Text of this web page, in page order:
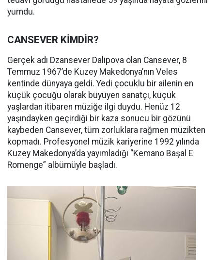
yumdu.
CANSEVER KİMDİR?
Gerçek adı Dzansever Dalipova olan Cansever, 8
Temmuz 1967’de Kuzey Makedonya’nın Veles
kentinde dünyaya geldi. Yedi çocuklu bir ailenin en
küçük çocuğu olarak büyüyen sanatçı, küçük
yaşlardan itibaren müziğe ilgi duydu. Henüz 12
yaşındayken geçirdiği bir kaza sonucu bir gözünü
kaybeden Cansever, tüm zorluklara rağmen müzikten
kopmadı. Profesyonel müzik kariyerine 1992 yılında
Kuzey Makedonya’da yayımladığı “Kemano Başal E
Romenge” albümüyle başladı.